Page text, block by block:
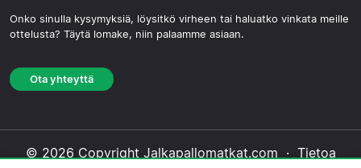
Onko sinulla kysymyksiä, löysitkö virheen tai haluatko vinkata meille
ottelusta? Täytä lomake, niin palaamme asiaan.
Ota yhteyttä
© 2026 Copyright Jalkapallomatkat.com · Tietoa